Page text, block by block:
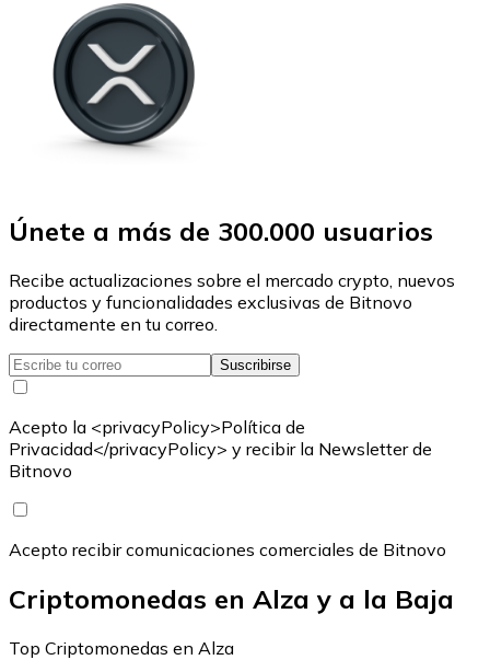
Únete a más de 300.000 usuarios
Recibe actualizaciones sobre el mercado crypto, nuevos
productos y funcionalidades exclusivas de Bitnovo
directamente en tu correo.
Suscribirse
Acepto la <privacyPolicy>Política de
Privacidad</privacyPolicy> y recibir la Newsletter de
Bitnovo
Acepto recibir comunicaciones comerciales de Bitnovo
Criptomonedas en Alza y a la Baja
Top Criptomonedas en Alza